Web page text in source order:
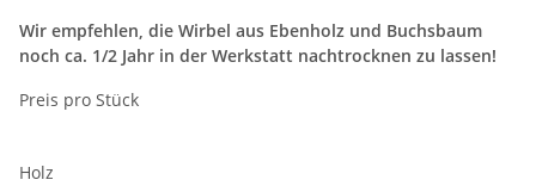
Wir empfehlen, die Wirbel aus Ebenholz und Buchsbaum
noch ca. 1/2 Jahr in der Werkstatt nachtrocknen zu lassen!
Preis pro Stück
Holz